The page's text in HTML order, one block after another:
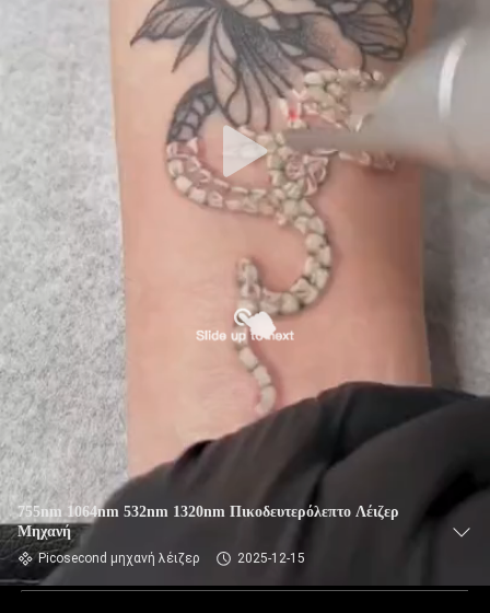
755nm 1064nm 532nm 1320nm Πικοδευτερόλεπτο Λέιζερ
Μηχανή
Picosecond μηχανή λέιζερ 2025-12-15